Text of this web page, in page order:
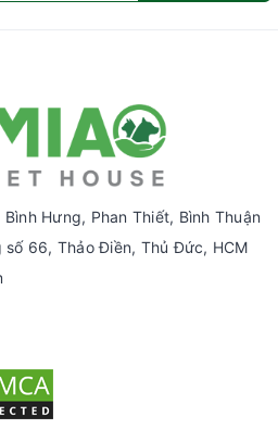
Hưng, Phan Thiết, Bình Thuận
số 66, Thảo Điền, Thủ Đức, HCM